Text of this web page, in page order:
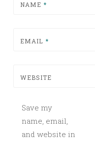
NAME *
EMAIL *
WEBSITE
Save my
name, email,
and website in